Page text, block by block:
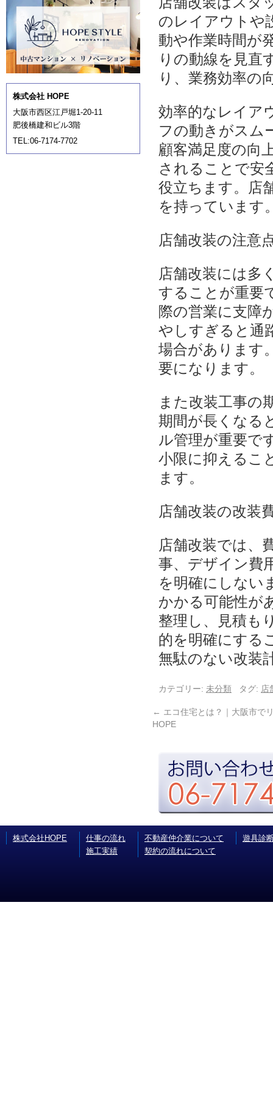
株式会社 HOPE
大阪市西区江戸堀1-20-11
肥後橋建和ビル3階
TEL:06-7174-7702
のレイアウトや
動や作業時間が
りの動線を見直
り、業務効率の
効率的なレイア
フの動きがスム
顧客満足度の向
されることで安
役立ちます。店
を持っています
店舗改装の注意
店舗改装には多
することが重要
際の営業に支障
やしすぎると通
場合があります
要になります。
また改装工事の
期間が長くなる
ル管理が重要で
小限に抑えるこ
ます。
店舗改装の改装
店舗改装では、
事、デザイン費
を明確にしない
かかる可能性が
整理し、見積も
的を明確にする
無駄のない改装
カテゴリー: 未分類 タグ: 店
← エコ住宅とは？｜大阪市で
HOPE
株式会社HOPE
仕事の流れ
施工実績
不動産仲介業について
契約の流れについて
遊具診